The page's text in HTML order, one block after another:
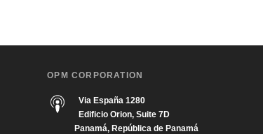
OPM CORPORATION
Via España 1280
Edificio Orion, Suite 7D
Panamá, República de Panamá